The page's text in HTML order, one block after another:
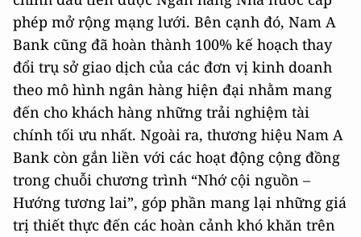
phép mở rộng mạng lưới. Bên cạnh đó, Nam A
Bank cũng đã hoàn thành 100% kế hoạch thay
đổi trụ sở giao dịch của các đơn vị kinh doanh
theo mô hình ngân hàng hiện đại nhằm mang
đến cho khách hàng những trải nghiệm tài
chính tối ưu nhất. Ngoài ra, thương hiệu Nam A
Bank còn gắn liền với các hoạt động cộng đồng
trong chuỗi chương trình “Nhớ cội nguồn –
Hướng tương lai”, góp phần mang lại những giá
trị thiết thực đến các hoàn cảnh khó khăn trên